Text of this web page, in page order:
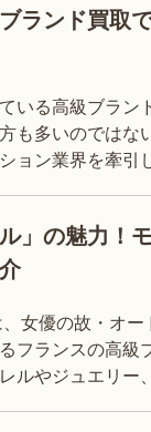
ランド買取
いる高級ブラン
も多いのでは
ョン業界を牽引
」の魅力！
女優の故・オ
フランスの高級
ルやジュエリー